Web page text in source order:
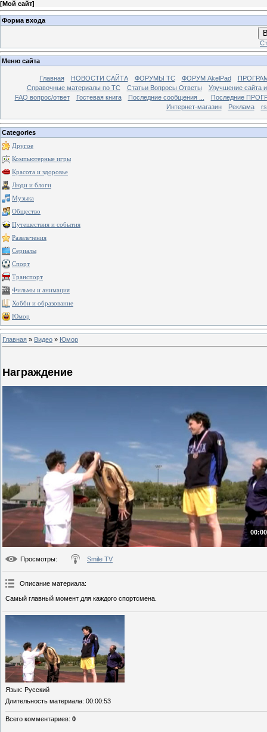
[Мой сайт]
Форма входа
Меню сайта
Главная НОВОСТИ САЙТА ФОРУМЫ TC ФОРУМ AkelPad
Справочные материалы по TС
Статьи Вопросы Ответы
Улучшение сайта
FAQ вопрос/ответ
Гостевая книга Последние сообщения ...
Последние
Интернет-магазин
Реклама
Categories
Другое
Компьютерные игры
Красота и здоровье
Люди и блоги
Музыка
Общество
Путешествия и события
Развлечения
Сериалы
Спорт
Транспорт
Фильмы и анимация
Хобби и образование
Юмор
Главная » Видео » Юмор
Награждение
Просмотры: Smile TV
Описание материала:
Самый главный момент для каждого спортсмена.
Язык: Русский
Длительность материала: 00:00:53
Всего комментариев: 0